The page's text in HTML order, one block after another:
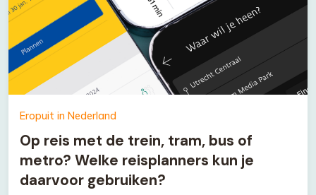
Eropuit in Nederland
Op reis met de trein, tram, bus of
metro? Welke reisplanners kun je
daarvoor gebruiken?